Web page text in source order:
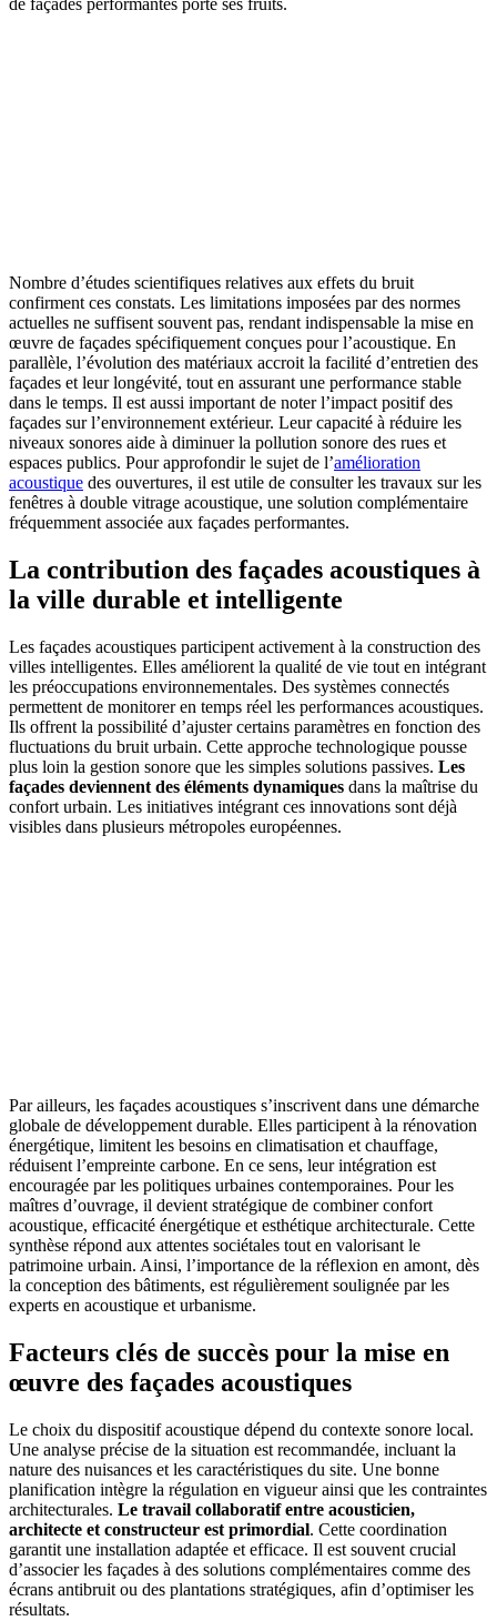
de façades performantes porte ses fruits.
Nombre d’études scientifiques relatives aux effets du bruit
confirment ces constats. Les limitations imposées par des normes
actuelles ne suffisent souvent pas, rendant indispensable la mise en
œuvre de façades spécifiquement conçues pour l’acoustique. En
parallèle, l’évolution des matériaux accroit la facilité d’entretien des
façades et leur longévité, tout en assurant une performance stable
dans le temps. Il est aussi important de noter l’impact positif des
façades sur l’environnement extérieur. Leur capacité à réduire les
niveaux sonores aide à diminuer la pollution sonore des rues et
espaces publics. Pour approfondir le sujet de l’amélioration
acoustique des ouvertures, il est utile de consulter les travaux sur les
fenêtres à double vitrage acoustique, une solution complémentaire
fréquemment associée aux façades performantes.
La contribution des façades acoustiques à
la ville durable et intelligente
Les façades acoustiques participent activement à la construction des
villes intelligentes. Elles améliorent la qualité de vie tout en intégrant
les préoccupations environnementales. Des systèmes connectés
permettent de monitorer en temps réel les performances acoustiques.
Ils offrent la possibilité d’ajuster certains paramètres en fonction des
fluctuations du bruit urbain. Cette approche technologique pousse
plus loin la gestion sonore que les simples solutions passives. Les
façades deviennent des éléments dynamiques dans la maîtrise du
confort urbain. Les initiatives intégrant ces innovations sont déjà
visibles dans plusieurs métropoles européennes.
Par ailleurs, les façades acoustiques s’inscrivent dans une démarche
globale de développement durable. Elles participent à la rénovation
énergétique, limitent les besoins en climatisation et chauffage,
réduisent l’empreinte carbone. En ce sens, leur intégration est
encouragée par les politiques urbaines contemporaines. Pour les
maîtres d’ouvrage, il devient stratégique de combiner confort
acoustique, efficacité énergétique et esthétique architecturale. Cette
synthèse répond aux attentes sociétales tout en valorisant le
patrimoine urbain. Ainsi, l’importance de la réflexion en amont, dès
la conception des bâtiments, est régulièrement soulignée par les
experts en acoustique et urbanisme.
Facteurs clés de succès pour la mise en
œuvre des façades acoustiques
Le choix du dispositif acoustique dépend du contexte sonore local.
Une analyse précise de la situation est recommandée, incluant la
nature des nuisances et les caractéristiques du site. Une bonne
planification intègre la régulation en vigueur ainsi que les contraintes
architecturales. Le travail collaboratif entre acousticien,
architecte et constructeur est primordial. Cette coordination
garantit une installation adaptée et efficace. Il est souvent crucial
d’associer les façades à des solutions complémentaires comme des
écrans antibruit ou des plantations stratégiques, afin d’optimiser les
résultats.